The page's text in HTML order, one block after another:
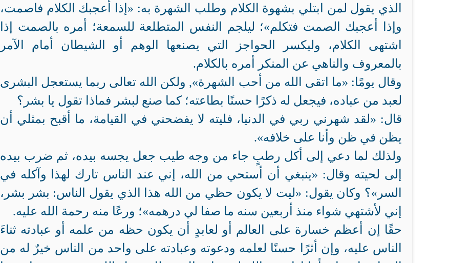
الذي يقول لمن ابتلي بشهوة الكلام وطلب الشهرة به: «إذا أعجبك الكلام فاصمت،
وإذا أعجبك الصمت فتكلم»؛ ليلجم النفس المتطلعة للسمعة؛ أمره بالصمت إذا
اشتهى الكلام، وليكسر الحواجز التي يصنعها الوهم أو الشيطان أمام الآمر
بالمعروف والناهي عن المنكر أمره بالكلام.
وقال يومًا: «ما اتقى الله من أحب الشهرة», ولكن الله تعالى ربما يستعجل البشرى
لعبد من عباده، فيجعل له ذكرًا حسنًا بطاعته؛ كما صنع لبشر فماذا تقول يا بشر؟
قال: «لقد شهرني ربي في الدنيا، فليته لا يفضحني في القيامة، ما أقبح بمثلي أن
يظن في ظن وأنا على خلافه».
ولذلك لما دعي إلى أكل رطبٍ جاء من وجه طيب جعل يجسه بيده، ثم ضرب بيده
إلى لحيته وقال: «ينبغي أن أستحي من الله، إني عند الناس تارك لهذا وآكله في
السر»؟ وكان يقول: «ليت لا يكون حظي من الله هذا الذي يقول الناس: بشر بشر،
إني لأشتهي شواء منذ أربعين سنه ما صفا لي درهمه»؛ ورعًا منه رحمة الله عليه.
حقًا إن أعظم خسارة على العالم أو لعابدٍ أن يكون حظه من علمه أو عبادته ثناءَ
الناس عليه، وإن أثرًا حسنًا لعلمه ودعوته وعبادته على واحد من الناس خيرٌ له من